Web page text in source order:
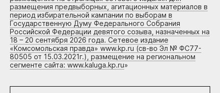
размещения предвыборных, агитационных материалов в
период избирательной кампании по выборам в
Государственную Думу Федерального Собрания
Российской Федерации девятого созыва, назначенных на
18 – 20 сентября 2026 года. Сетевое издание
«Комсомольская правда» www.kp.ru (св-во Эл № ФС77-
80505 от 15.03.2021г.), размещение на региональном
сегменте сайта: www.kaluga.kp.ru»